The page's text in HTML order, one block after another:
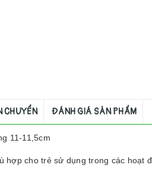
CHUYỂN ĐÁNH GIÁ SẢN PHẨM
11-11,5cm
hợp cho trẻ sử dụng trong các hoạt